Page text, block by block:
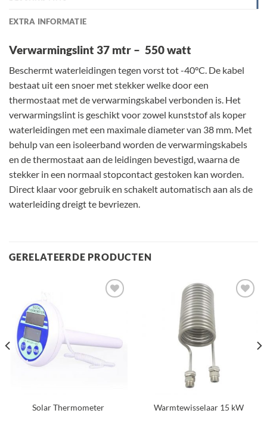
EXTRA INFORMATIE
Verwarmingslint 37 mtr – 550 watt
Beschermt waterleidingen tegen vorst tot -40°C. De kabel
bestaat uit een snoer met stekker welke door een
thermostaat met de verwarmingskabel verbonden is. Het
verwarmingslint is geschikt voor zowel kunststof als koper
waterleidingen met een maximale diameter van 38 mm. Met
behulp van een isoleerband worden de verwarmingskabels
en de thermostaat aan de leidingen bevestigd, waarna de
stekker in een normaal stopcontact gestoken kan worden.
Direct klaar voor gebruik en schakelt automatisch aan als de
waterleiding dreigt te bevriezen.
GERELATEERDE PRODUCTEN
Solar Thermometer Warmtewisselaar 15 kW